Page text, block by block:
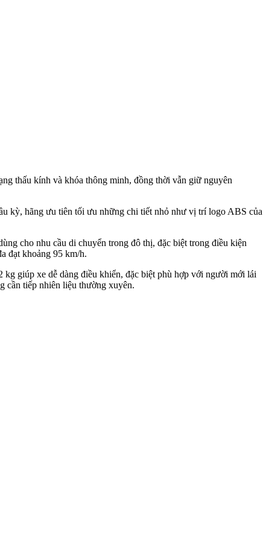
thấu kính và khóa thông minh, đồng thời vẫn giữ nguyên
kỳ, hãng ưu tiên tối ưu những chi tiết nhỏ như vị trí logo ABS của
cho nhu cầu di chuyển trong đô thị, đặc biệt trong điều kiện
đạt khoảng 95 km/h.
giúp xe dễ dàng điều khiển, đặc biệt phù hợp với người mới lái
cần tiếp nhiên liệu thường xuyên.